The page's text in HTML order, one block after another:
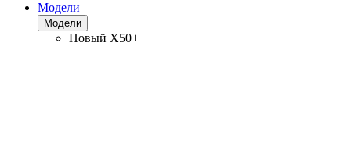
Модели
Модели
Новый X50+